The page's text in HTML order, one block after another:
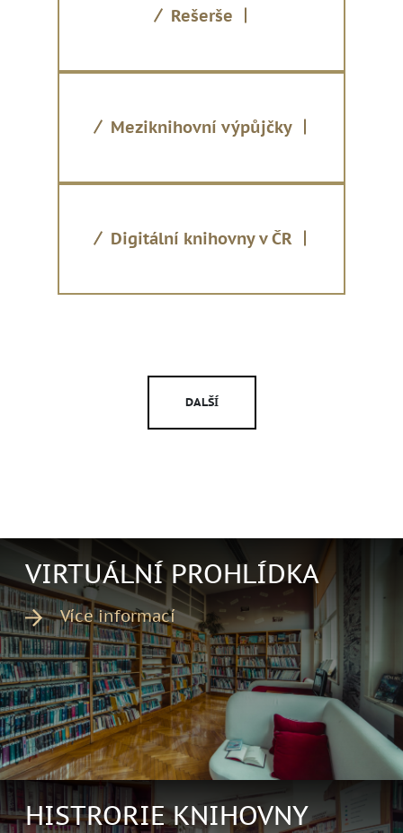
Rešerše
Meziknihovní výpůjčky
Digitální knihovny v ČR
DALŠÍ
VIRTUÁLNÍ PROHLÍDKA
Více informací
HISTRORIE KNIHOVNY